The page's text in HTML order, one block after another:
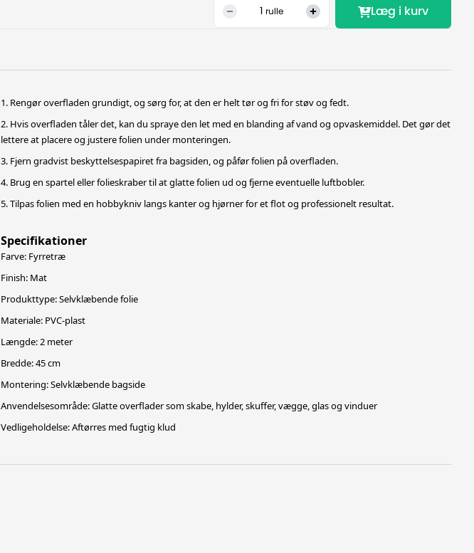
rulle Læg i kurv
1. Rengør overfladen grundigt, og sørg for, at den er helt tør og fri for støv og fedt.
2. Hvis overfladen tåler det, kan du spraye den let med en blanding af vand og opvaskemiddel. Det gør det
lettere at placere og justere folien under monteringen.
3. Fjern gradvist beskyttelsespapiret fra bagsiden, og påfør folien på overfladen.
4. Brug en spartel eller folieskraber til at glatte folien ud og fjerne eventuelle luftbobler.
5. Tilpas folien med en hobbykniv langs kanter og hjørner for et flot og professionelt resultat.
Specifikationer
Farve: Fyrretræ
Finish: Mat
Produkttype: Selvklæbende folie
Materiale: PVC-plast
Længde: 2 meter
Bredde: 45 cm
Montering: Selvklæbende bagside
Anvendelsesområde: Glatte overflader som skabe, hylder, skuffer, vægge, glas og vinduer
Vedligeholdelse: Aftørres med fugtig klud